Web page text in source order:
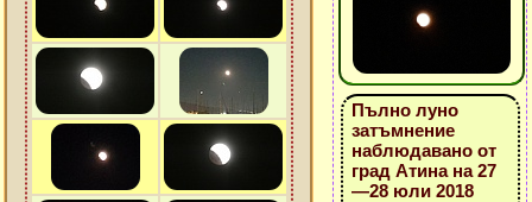
Пълно луно
затъмнение
наблюдавано от
град Атина на 27
—28 юли 2018